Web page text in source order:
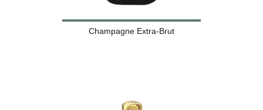
Champagne Extra-Brut